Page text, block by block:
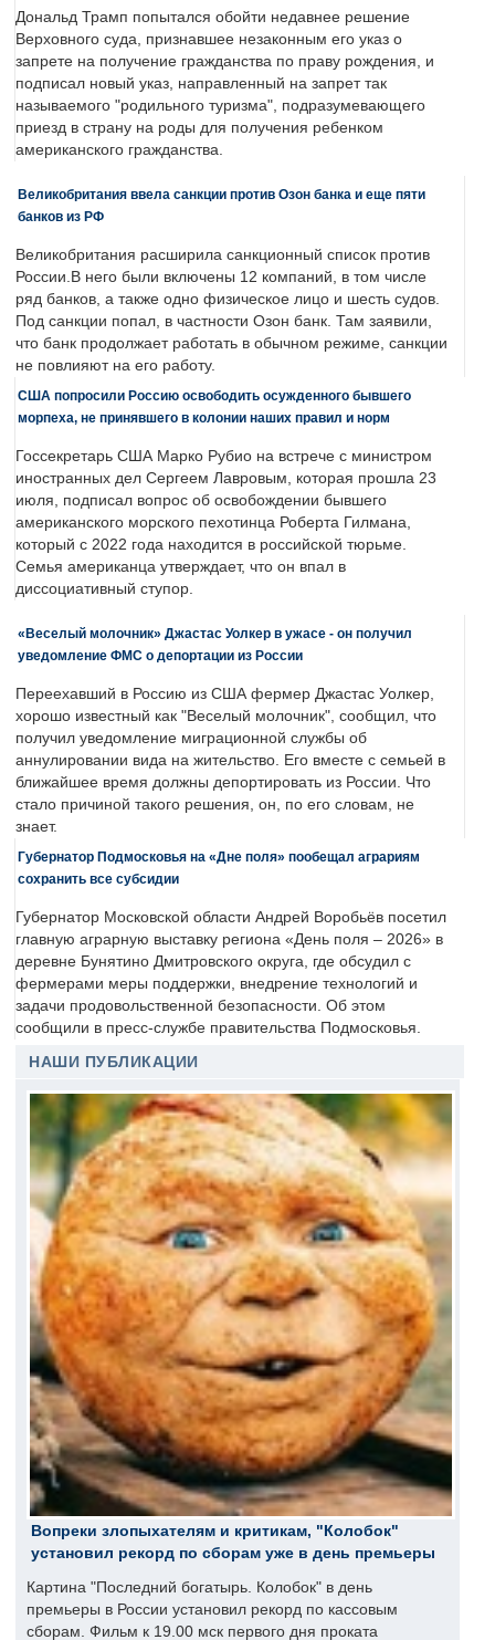
Дональд Трамп попытался обойти недавнее решение
Верховного суда, признавшее незаконным его указ о
запрете на получение гражданства по праву рождения, и
подписал новый указ, направленный на запрет так
называемого "родильного туризма", подразумевающего
приезд в страну на роды для получения ребенком
американского гражданства.
Великобритания ввела санкции против Озон банка и еще пяти
банков из РФ
Великобритания расширила санкционный список против
России.В него были включены 12 компаний, в том числе
ряд банков, а также одно физическое лицо и шесть судов.
Под санкции попал, в частности Озон банк. Там заявили,
что банк продолжает работать в обычном режиме, санкции
не повлияют на его работу.
США попросили Россию освободить осужденного бывшего
морпеха, не принявшего в колонии наших правил и норм
Госсекретарь США Марко Рубио на встрече с министром
иностранных дел Сергеем Лавровым, которая прошла 23
июля, подписал вопрос об освобождении бывшего
американского морского пехотинца Роберта Гилмана,
который с 2022 года находится в российской тюрьме.
Семья американца утверждает, что он впал в
диссоциативный ступор.
«Веселый молочник» Джастас Уолкер в ужасе - он получил
уведомление ФМС о депортации из России
Переехавший в Россию из США фермер Джастас Уолкер,
хорошо известный как "Веселый молочник", сообщил, что
получил уведомление миграционной службы об
аннулировании вида на жительство. Его вместе с семьей в
ближайшее время должны депортировать из России. Что
стало причиной такого решения, он, по его словам, не
знает.
Губернатор Подмосковья на «Дне поля» пообещал аграриям
сохранить все субсидии
Губернатор Московской области Андрей Воробьёв посетил
главную аграрную выставку региона «День поля – 2026» в
деревне Бунятино Дмитровского округа, где обсудил с
фермерами меры поддержки, внедрение технологий и
задачи продовольственной безопасности. Об этом
сообщили в пресс-службе правительства Подмосковья.
НАШИ ПУБЛИКАЦИИ
Вопреки злопыхателям и критикам, "Колобок"
установил рекорд по сборам уже в день премьеры
Картина "Последний богатырь. Колобок" в день
премьеры в России установил рекорд по кассовым
сборам. Фильм к 19.00 мск первого дня проката